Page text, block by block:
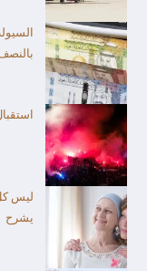
بالنصف
ليس
يشرح